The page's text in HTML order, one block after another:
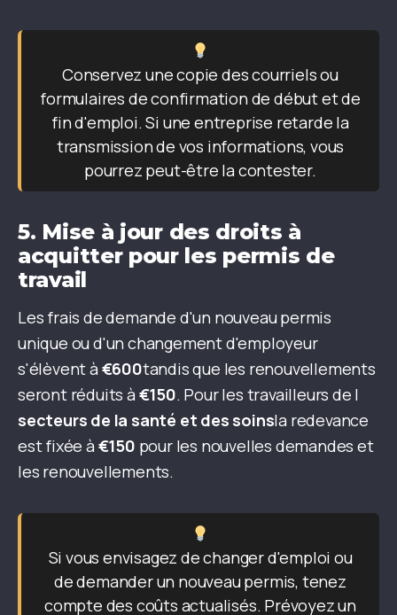
Conservez une copie des courriels ou
formulaires de confirmation de début et de
fin d'emploi. Si une entreprise retarde la
transmission de vos informations, vous
pourrez peut-être la contester.
5. Mise à jour des droits à
acquitter pour les permis de
travail
Les frais de demande d'un nouveau permis
unique ou d'un changement d'employeur
s'élèvent à €600tandis que les renouvellements
seront réduits à €150. Pour les travailleurs de l
secteurs de la santé et des soinsla redevance
est fixée à €150 pour les nouvelles demandes et
les renouvellements.
Si vous envisagez de changer d'emploi ou
de demander un nouveau permis, tenez
compte des coûts actualisés. Prévoyez un